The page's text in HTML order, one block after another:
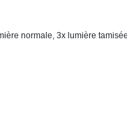
normale, 3x lumière